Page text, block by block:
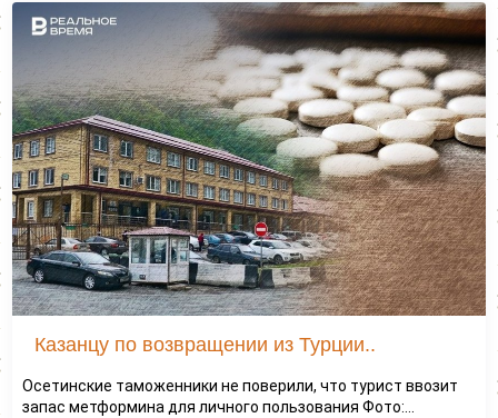
Казанцу по возвращении из Турции..
Осетинские таможенники не поверили, что турист ввозит
запас метформина для личного пользования Фото:...